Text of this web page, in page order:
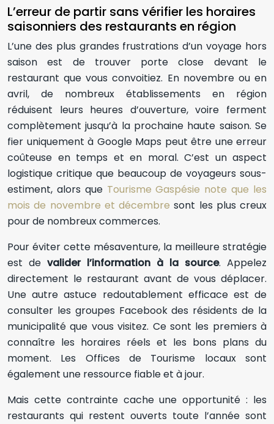
L’erreur de partir sans vérifier les horaires
saisonniers des restaurants en région
L’une des plus grandes frustrations d’un voyage hors
saison est de trouver porte close devant le
restaurant que vous convoitiez. En novembre ou en
avril, de nombreux établissements en région
réduisent leurs heures d’ouverture, voire ferment
complètement jusqu’à la prochaine haute saison. Se
fier uniquement à Google Maps peut être une erreur
coûteuse en temps et en moral. C’est un aspect
logistique critique que beaucoup de voyageurs sous-
estiment, alors que Tourisme Gaspésie note que les
mois de novembre et décembre sont les plus creux
pour de nombreux commerces.
Pour éviter cette mésaventure, la meilleure stratégie
est de valider l’information à la source. Appelez
directement le restaurant avant de vous déplacer.
Une autre astuce redoutablement efficace est de
consulter les groupes Facebook des résidents de la
municipalité que vous visitez. Ce sont les premiers à
connaître les horaires réels et les bons plans du
moment. Les Offices de Tourisme locaux sont
également une ressource fiable et à jour.
Mais cette contrainte cache une opportunité : les
restaurants qui restent ouverts toute l’année sont